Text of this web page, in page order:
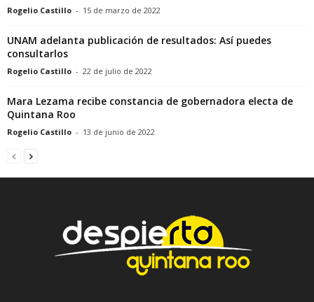
Rogelio Castillo - 15 de marzo de 2022
UNAM adelanta publicación de resultados: Así puedes
consultarlos
Rogelio Castillo - 22 de julio de 2022
Mara Lezama recibe constancia de gobernadora electa de
Quintana Roo
Rogelio Castillo - 13 de junio de 2022